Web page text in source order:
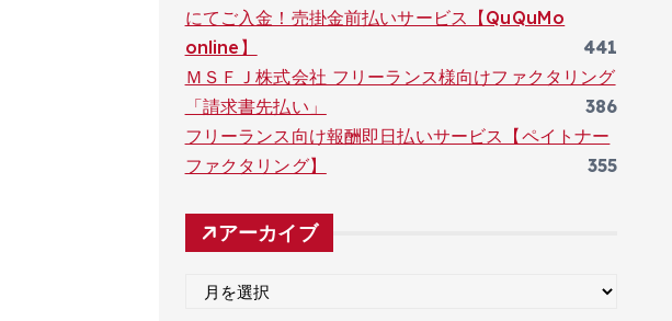
にてご入金！売掛金前払いサービス【QuQuMo
online】
441
ＭＳＦＪ株式会社 フリーランス様向けファクタリング
「請求書先払い」
386
フリーランス向け報酬即日払いサービス【ペイトナー
ファクタリング】
355
アーカイブ